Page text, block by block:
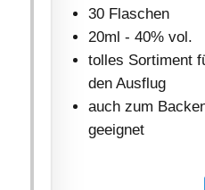
30 Flaschen
20ml - 40% vol.
tolles Sortiment
den Ausflug
auch zum
geeignet